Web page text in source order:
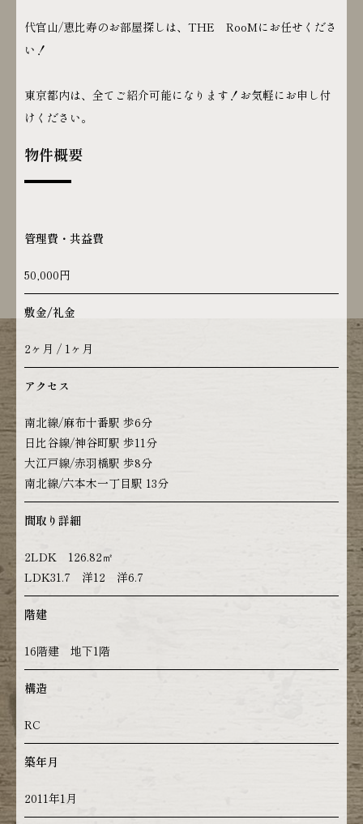
代官山/恵比寿のお部屋探しは、THE RooMにお任せくださ
い！
東京都内は、全てご紹介可能になります！お気軽にお申し付
けください。
物件概要
管理費・共益費
50,000円
敷金/礼金
2ヶ月 / 1ヶ月
アクセス
南北線/麻布十番駅 歩6分
日比谷線/神谷町駅 歩11分
大江戸線/赤羽橋駅 歩8分
南北線/六本木一丁目駅 13分
間取り詳細
2LDK 126.82㎡
LDK31.7 洋12 洋6.7
階建
16階建 地下1階
構造
RC
築年月
2011年1月